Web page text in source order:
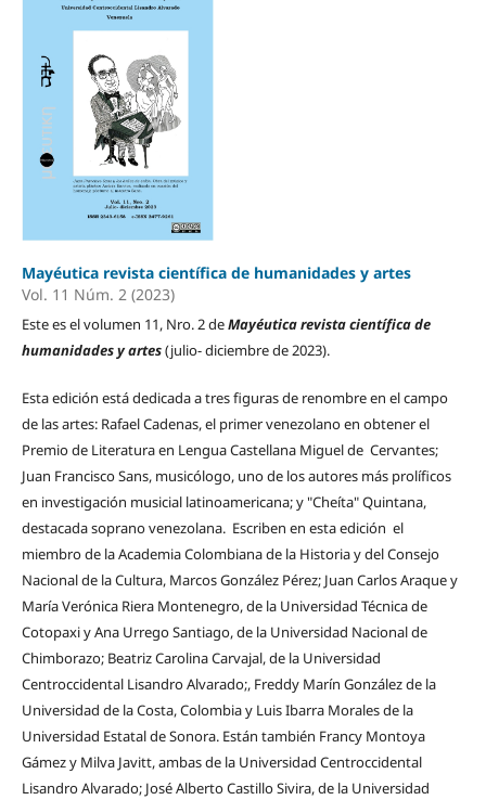
Mayéutica revista científica de humanidades y artes
Vol. 11 Núm. 2 (2023)
Este es el volumen 11, Nro. 2 deMayéutica revista científica de
humanidades y artes(julio- diciembre de 2023).
Esta edición está dedicada a tres figuras de renombre en el campo
de las artes: Rafael Cadenas, el primer venezolano en obtener el
Premio de Literatura en Lengua Castellana Miguel de Cervantes;
Juan Francisco Sans, musicólogo, uno de los autores más prolíficos
en investigación musicial latinoamericana; y "Cheíta" Quintana,
destacada soprano venezolana. Escriben en esta edición el
miembro de la Academia Colombiana de la Historia y del Consejo
Nacional de la Cultura, Marcos González Pérez; Juan Carlos Araque y
María Verónica Riera Montenegro, de la Universidad Técnica de
Cotopaxi y Ana Urrego Santiago, de la Universidad Nacional de
Chimborazo; Beatriz Carolina Carvajal, de la Universidad
Centroccidental Lisandro Alvarado;, Freddy Marín González de la
Universidad de la Costa, Colombia y Luis Ibarra Morales de la
Universidad Estatal de Sonora. Están también Francy Montoya
Gámez y Milva Javitt, ambas de la Universidad Centroccidental
Lisandro Alvarado; José Alberto Castillo Sivira, de la Universidad